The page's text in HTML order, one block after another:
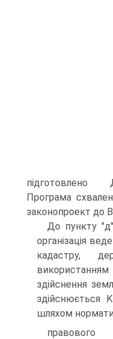
підготовлено
Програма
законопроект до
До пункту
організація
кадастру,
здійснення
здійснюється
шляхом
правового